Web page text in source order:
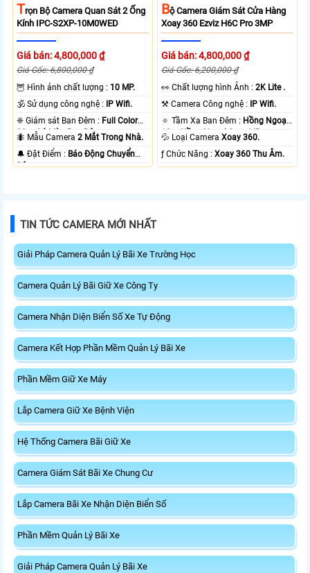
TRọn Bộ Camera Quan Sát 2 Ống
Kính IPC-S2XP-10M0WED
Giá bán: 4,800,000 ₫
Giá Gốc: 6,800,000 ₫
🦉 Hình ảnh chất lượng : 10 MP.
🕉️ Sử dụng công nghệ :
IP Wifi.
❈ Giám sát Ban Đêm : Full Color
20m Có Màu Ban Ðêm.
🐜 Mẫu Camera2 Mắt Trong Nhà.
️🔔 Đặt Điểm : Báo Động Chuyển
Động.
BỘ Camera Giám Sát Cửa Hàng
Xoay 360 Ezviz H6C Pro 3MP
Giá bán: 4,800,000 ₫
Giá Gốc: 6,200,000 ₫
️👀 Chất lượng hình Ảnh :2K Lite .
⚒ Camera Công nghệ :
IP Wifi.
🔅 Tầm Xa Ban Đêm : Hồng Ngoại
10m Hồng Ngoại Smart IR.
💦 Loại CameraXoay 360.
️ƒ Chức Năng :Xoay 360 Thu Âm.
TIN TỨC CAMERA MỚI NHẤT
Giải Pháp Camera Quản Lý Bãi Xe Trường Học
Camera Quản Lý Bãi Giữ Xe Công Ty
Camera Nhận Diện Biển Số Xe Tự Động
Camera Kết Hợp Phần Mềm Quản Lý Bãi Xe
Phần Mềm Giữ Xe Máy
Lắp Camera Giữ Xe Bệnh Viện
Hệ Thống Camera Bãi Giữ Xe
Camera Giám Sát Bãi Xe Chung Cư
Lắp Camera Bãi Xe Nhận Diện Biển Số
Phần Mềm Quản Lý Bãi Xe
Giải Pháp Camera Quản Lý Bãi Xe